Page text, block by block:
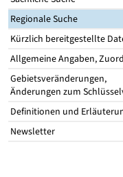
Regionale Suche
Kürzlich bereitgestellte
Allgemeine Angaben,
Gebietsveränderungen,
Änderungen zum
Definitionen und
Newsletter